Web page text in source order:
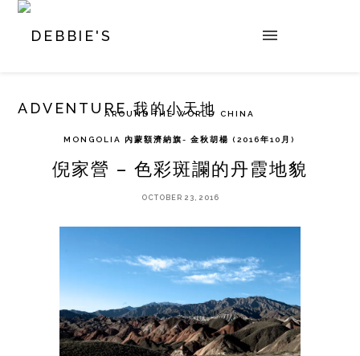
AROUND THE WORLD CHINA
MONGOLIA 內蒙額濟納旗- 金秋胡楊 (2016年10月)
倪家營 – 色彩斑讕的丹霞地貌
OCTOBER 23, 2016